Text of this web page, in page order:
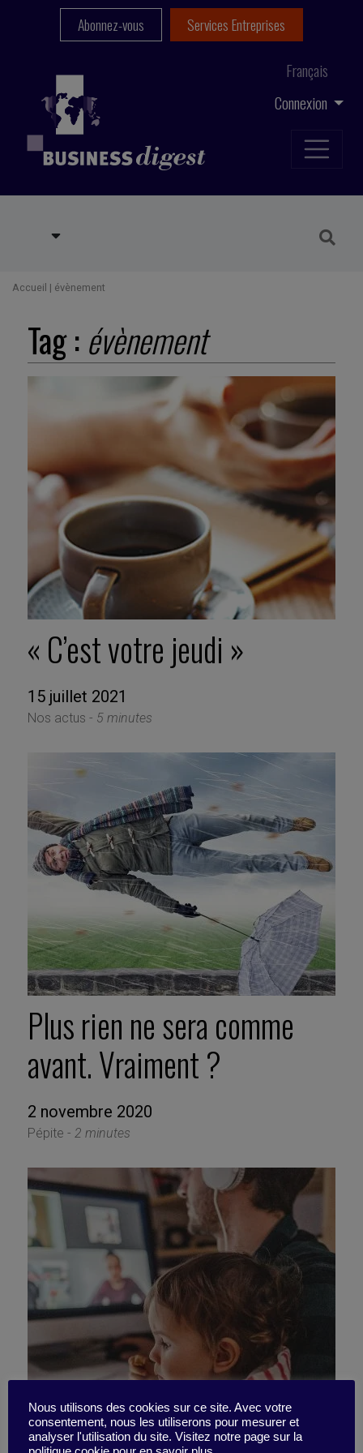
Connexion
Français
Abonnez-vous Services Entreprises
Accueil | évènement
Tag : évènement
« C’est votre jeudi »
15 juillet 2021
Nos actus - 5 minutes
Plus rien ne sera comme
avant. Vraiment ?
2 novembre 2020
Pépite - 2 minutes
Où en est votre réseau ?
Nous utilisons des cookies sur ce site. Avec votre
consentement, nous les utiliserons pour mesurer et
analyser l'utilisation du site. Visitez notre page sur la